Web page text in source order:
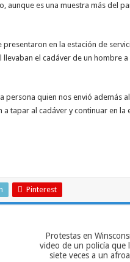
mil heridos mientras aumenta la
más económicos,
reemplazar y que serán clave
ATP: así quedaron las posiciones
aunque es una muestra más del
presentaron en la estación de
el cadáver de un hombre a
persona quien nos envió además
tapar al cadáver y continuar en la
Pinterest
Protestas en
video de un policía que
siete veces a un